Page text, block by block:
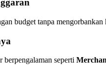
budget tanpa mengorbankan
berpengalaman seperti